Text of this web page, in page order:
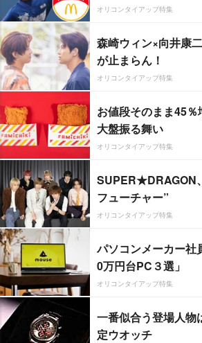
オリコンタイアップ特集
森崎ウィン×向井康
が止まらん！
オリコンタイアップ特集
お値段そのまま45
大盤振る舞い
オリコンタイアップ特集
SUPER★DRAGON
フューチャー”
オリコンタイアップ特集
パソコンメーカー社
0万円台PC３選」
オリコンタイアップ特集
一番似合う登場人
定ウオッチ